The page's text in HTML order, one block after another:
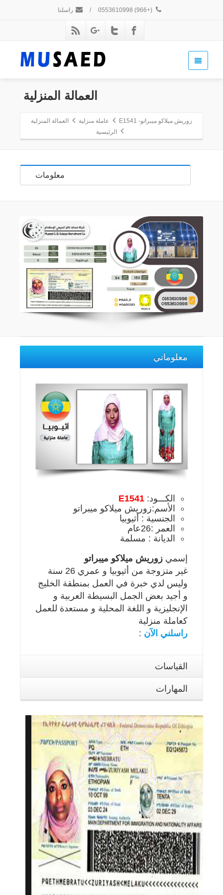
(+966) 0553610998
/ راسلنا
العمالة المنزلية
زوريش ميلاكو ميبراتو- E1541 عاملة منزلية
العمالة المنزلية
الرئيسية
معلومات
معلوماتي
الكـــود: E1541
الأسم:زوريش ميلاكو ميبراتو
الجنسية : أثيوبيا
العمر :26عام
الديانة : مسلمة
إسمي زوريش ميلاكو ميبراتو
غير متزوجة من أثيوبيا و عمري 26 سنة
وليس لدي خبرة في العمل بمنطقة الخليج
و أجيد بعض الجمل البسيطة العربية و
الإنجليزية و اللغة المحلية و مستعدة للعمل
كعاملة منزلية
راسلني الآن :
القياسات
المهارات